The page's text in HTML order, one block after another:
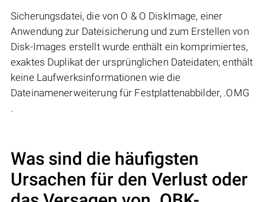
Sicherungsdatei, die von O & O DiskImage, einer
Anwendung zur Dateisicherung und zum Erstellen von
Disk-Images erstellt wurde enthält ein komprimiertes,
exaktes Duplikat der ursprünglichen Dateidaten; enthält
keine Laufwerksinformationen wie die
Dateinamenerweiterung für Festplattenabbilder, .OMG
.
Was sind die häufigsten
Ursachen für den Verlust oder